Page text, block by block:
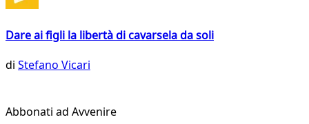
Dare ai figli la libertà di cavarsela da soli
di Stefano Vicari
Abbonati ad Avvenire